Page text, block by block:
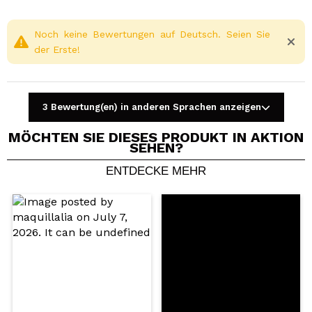
zur Begleitung von Genesungsprozessen nach Akne
oder bei extremer Empfindlichkeit.
Vegan.
Cruelty free.
Ein Video oder Foto teilen
Dein Video könnte das erste sein. Stell es dir vor...
Würden Sie diesen Kauf empfehlen?
Noch keine Bewertungen auf Deutsch. Seien Sie
der Erste!
3 Bewertung(en) in anderen Sprachen anzeigen
MÖCHTEN SIE DIESES PRODUKT IN AKTION
SEHEN?
ENTDECKE MEHR